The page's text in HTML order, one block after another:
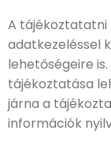
A tájékoztatatni
adatkezeléssel
lehetőségeire
tájékoztatása
járna a
információk